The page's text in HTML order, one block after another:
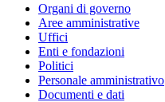
Organi di governo
Aree amministrative
Uffici
Enti e fondazioni
Politici
Personale amministrativo
Documenti e dati